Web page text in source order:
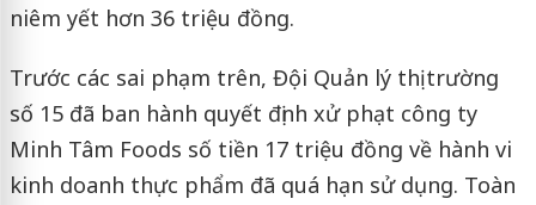
niêm yết hơn 36 triệu đồng.
Trước các sai phạm trên, Đội Quản lý thị trường
số 15 đã ban hành quyết định xử phạt công ty
Minh Tâm Foods số tiền 17 triệu đồng về hành vi
kinh doanh thực phẩm đã quá hạn sử dụng. Toàn